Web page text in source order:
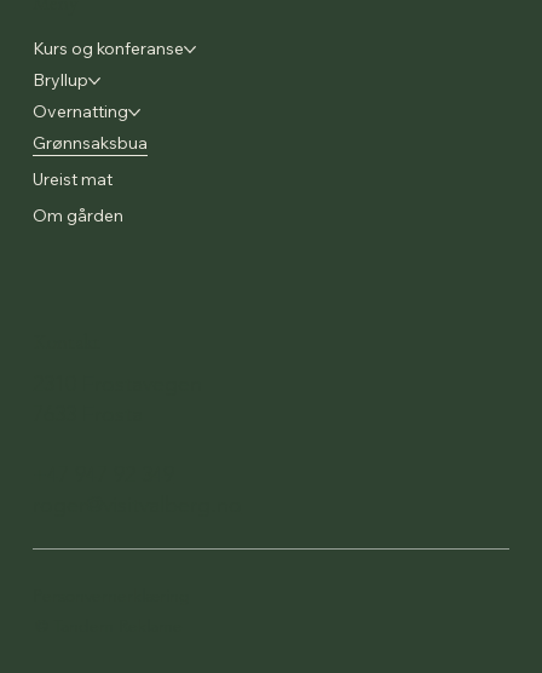
Kurs og konferanse
Bryllup
Overnatting
Grønnsaksbua
Ureist mat
Om gården